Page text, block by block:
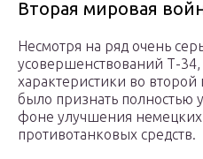
Вторая мировая
Несмотря на ряд очень
усовершенствований Т-
характеристики во
было признать полностью
фоне улучшения немецких
противотанковых средств.